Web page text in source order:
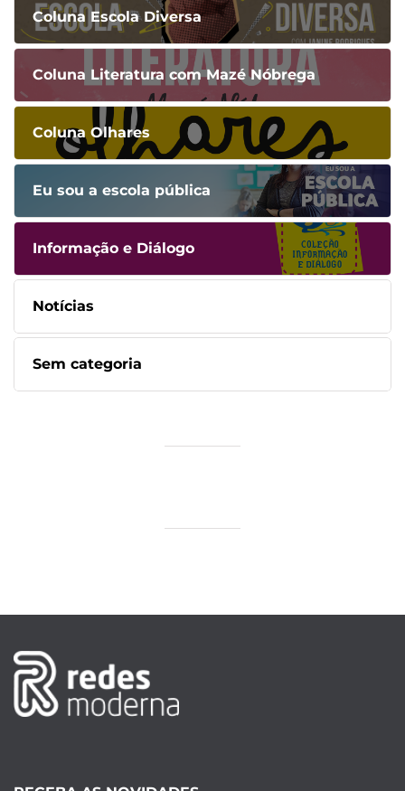
Coluna Escola Diversa
Coluna Literatura com Mazé Nóbrega
Coluna Olhares
Eu sou a escola pública
Informação e Diálogo
Notícias
Sem categoria